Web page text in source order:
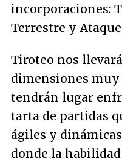
incorporaciones:
Terrestre y
Tiroteo nos
dimensiones muy
tendrán lugar
tarta de partidas
ágiles y
donde la